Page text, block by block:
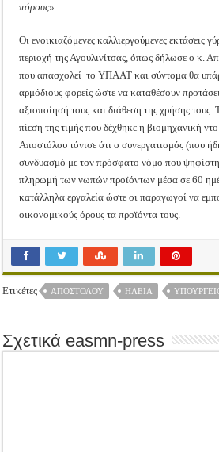
πόρους».
Οι ενοικιαζόμενες καλλιεργούμενες εκτάσεις
περιοχή της Αγουλινίτσας, όπως δήλωσε ο κ.
που απασχολεί το ΥΠΑΑΤ και σύντομα θα
αρμόδιους φορείς ώστε να καταθέσουν
αξιοποίησή τους και διάθεση της χρήσης τους.
πίεση της τιμής που δέχθηκε η βιομηχανική
Αποστόλου τόνισε ότι ο συνεργατισμός (που
συνδυασμό με τον πρόσφατο νόμο που
πληρωμή των νωπών προϊόντων μέσα σε 60
κατάλληλα εργαλεία ώστε οι παραγωγοί να
οικονομικούς όρους τα προϊόντα τους.
Ετικέτες ΑΠΟΣΤΌΛΟΥ ΗΛΕΊΑ
Σχετικά easmn-press